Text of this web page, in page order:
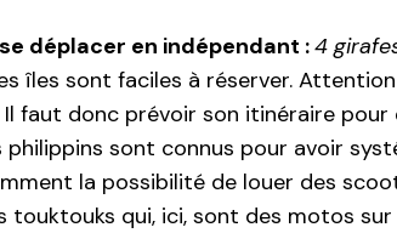
déplacer en indépendant :4
îles sont faciles à réserver.
faut donc prévoir son itinéraire pour
philippins sont connus pour avoir
la possibilité de louer des
touktouks qui, ici, sont des motos